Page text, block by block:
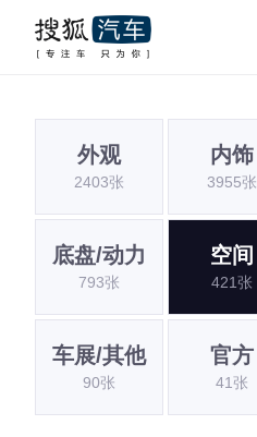
外观
2403张
内饰
3955张
底盘/动力
793张
空间
421张
车展/其他
90张
官方
41张